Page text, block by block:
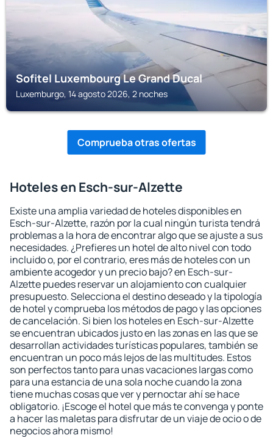
Sofitel Luxembourg Le Grand Ducal
Luxemburgo, 14 agosto 2026, 2 noches
Comprueba otras ofertas
Hoteles en Esch-sur-Alzette
Existe una amplia variedad de hoteles disponibles en
Esch-sur-Alzette, razón por la cual ningún turista tendrá
problemas a la hora de encontrar algo que se ajuste a sus
necesidades. ¿Prefieres un hotel de alto nivel con todo
incluido o, por el contrario, eres más de hoteles con un
ambiente acogedor y un precio bajo? en Esch-sur-
Alzette puedes reservar un alojamiento con cualquier
presupuesto. Selecciona el destino deseado y la tipología
de hotel y comprueba los métodos de pago y las opciones
de cancelación. Si bien los hoteles en Esch-sur-Alzette
se encuentran ubicados justo en las zonas en las que se
desarrollan actividades turísticas populares, también se
encuentran un poco más lejos de las multitudes. Estos
son perfectos tanto para unas vacaciones largas como
para una estancia de una sola noche cuando la zona
tiene muchas cosas que ver y pernoctar ahí se hace
obligatorio. ¡Escoge el hotel que más te convenga y ponte
a hacer las maletas para disfrutar de un viaje de ocio o de
negocios ahora mismo!